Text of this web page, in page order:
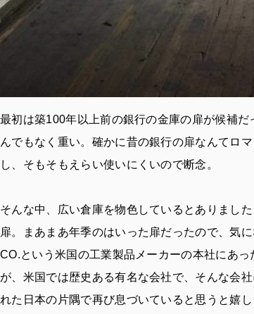
最初は築100年以上前の銀行の金庫の扉が候補
んでもなく重い。確かに昔の銀行の扉なんてロ
し、そもそもえらい使いにくいので断念。
そんな中、広い倉庫を物色しているとありまし
扉。まあまあ年季のはいった扉だったので、気
CO.という米国の工業製品メーカーの本社にあ
が、米国では歴史ある有名な会社で、そんな会
れた日本の片隅で再び息づいていると思うと嬉し